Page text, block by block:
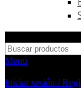
Menú
Iniciar sesión /